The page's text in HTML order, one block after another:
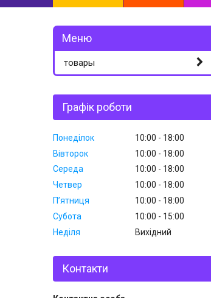
товары
Графік роботи
Понеділок 10:00
18:00
Вівторок
10:00
18:00
Середа
10:00
18:00
Четвер
10:00
18:00
Пʼятниця
10:00
18:00
Субота
10:00
15:00
Неділя
Вихідний
Контакти